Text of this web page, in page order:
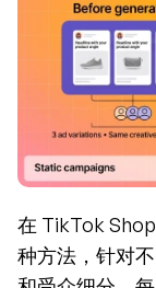
在 TikTok
种方法，针对